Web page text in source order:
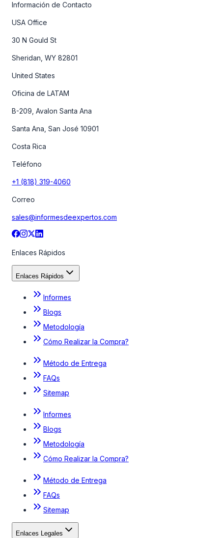
Información de Contacto
USA Office
30 N Gould St
Sheridan, WY 82801
United States
Oficina de LATAM
B-209, Avalon Santa Ana
Santa Ana, San José 10901
Costa Rica
Teléfono
+1 (818) 319-4060
Correo
sales@informesdeexpertos.com
Enlaces Rápidos
Enlaces Rápidos
Informes
Blogs
Metodología
Cómo Realizar la Compra?
Método de Entrega
FAQs
Sitemap
Informes
Blogs
Metodología
Cómo Realizar la Compra?
Método de Entrega
FAQs
Sitemap
Enlaces Legales